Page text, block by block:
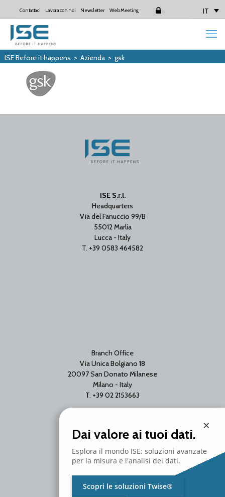
Contattaci Lavora con noi Newsletter Web Meeting IT
ISE Before it happens > Azienda> gsk
ISE S.r.l.
Headquarters
Via del Fanuccio 99/B
55012 Marlia
Lucca - Italy
T. +39 0583 464582
Branch Office
Via Unica Bolgiano 18
20097 San Donato Milanese
Milano - Italy
T. +39 02 2153663
×
Dai valore ai tuoi dati.
Esplora il mondo ISE: soluzioni avanzate
per la misura e l'analisi dei dati.
Scopri le soluzioni Twise®